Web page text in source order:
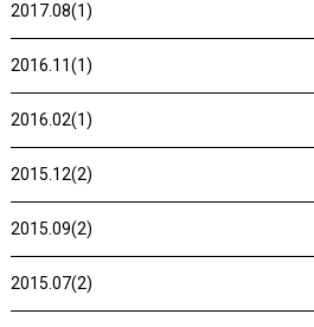
2017.08(1)
2016.11(1)
2016.02(1)
2015.12(2)
2015.09(2)
2015.07(2)